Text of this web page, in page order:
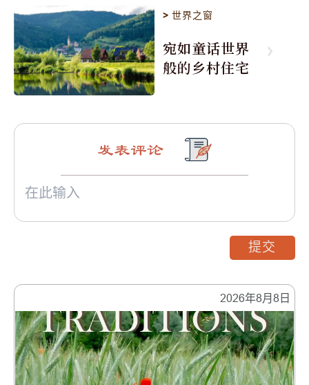
>世界之窗
宛如童话世界
般的乡村住宅
2026年8月8日
发表评论
提交